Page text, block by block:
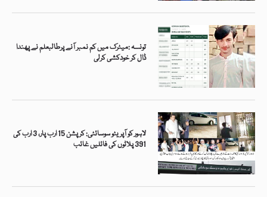
تونسہ :میٹرک میں کم نمبر آنے پرطالبعلم نے پھندا
ڈال کر خودکشی کرلی
لاہور کو آپریٹو سوسائٹی: کرپشن 15 ارب پار، 3 ارب کی
391 پلاٹوں کی فائلیں غائب